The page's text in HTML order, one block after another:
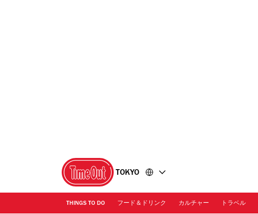
TOKYO
THINGS TO DO フード＆ドリンク カルチャー トラベル